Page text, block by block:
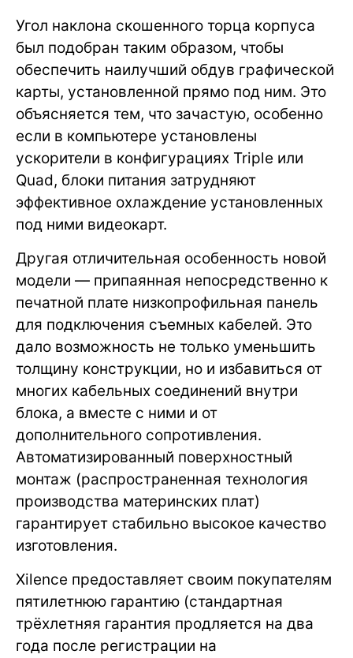
Угол наклона скошенного торца корпуса
был подобран таким образом, чтобы
обеспечить наилучший обдув графической
карты, установленной прямо под ним. Это
объясняется тем, что зачастую, особенно
если в компьютере установлены
ускорители в конфигурациях Triple или
Quad, блоки питания затрудняют
эффективное охлаждение установленных
под ними видеокарт.
Другая отличительная особенность новой
модели — припаянная непосредственно к
печатной плате низкопрофильная панель
для подключения съемных кабелей. Это
дало возможность не только уменьшить
толщину конструкции, но и избавиться от
многих кабельных соединений внутри
блока, а вместе с ними и от
дополнительного сопротивления.
Автоматизированный поверхностный
монтаж (распространенная технология
производства материнских плат)
гарантирует стабильно высокое качество
изготовления.
Xilence предоставляет своим покупателям
пятилетнюю гарантию (стандартная
трёхлетняя гарантия продляется на два
года после регистрации на